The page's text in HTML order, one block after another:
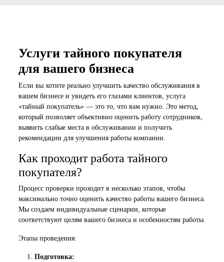
Услуги тайного покупателя
для вашего бизнеса
Если вы хотите реально улучшить качество обслуживания в
вашем бизнесе и увидеть его глазами клиентов, услуга
«тайный покупатель» — это то, что вам нужно. Это метод,
который позволяет объективно оценить работу сотрудников,
выявить слабые места в обслуживании и получить
рекомендации для улучшения работы компании.
Как проходит работа тайного
покупателя?
Процесс проверки проходит в несколько этапов, чтобы
максимально точно оценить качество работы вашего бизнеса.
Мы создаем индивидуальные сценарии, которые
соответствуют целям вашего бизнеса и особенностям работы.
Этапы проведения:
Подготовка: